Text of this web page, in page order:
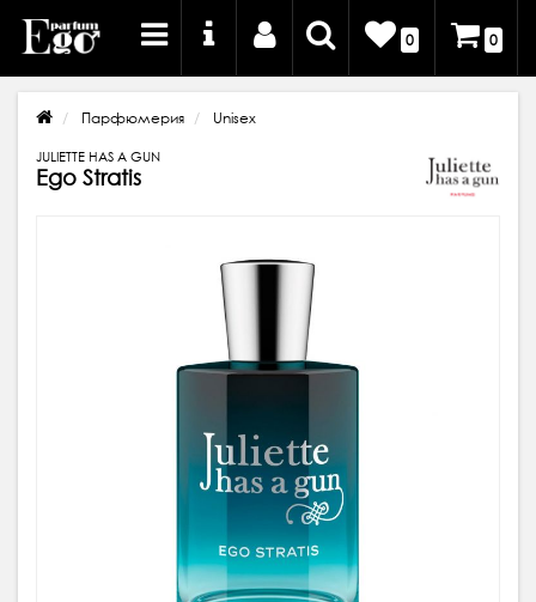
0 0
Парфюмерия Unisex
JULIETTE HAS A GUN
Ego Stratis